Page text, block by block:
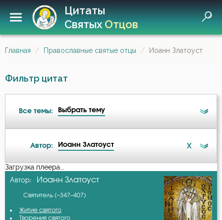
Цитаты
СвятыхОтцов
Главная Православные святые отцы Иоанн Златоуст
Фильтр цитат
Все темы: Выбрать тему
Ад
Ангел
Ангел Хранитель
Автор: Иоанн Златоуст X
А-я
Авва Дорофей
Загрузка плеера...
Автор: Иоанн Златоуст
Святитель (~347–407)
Житие святого
Творения святого